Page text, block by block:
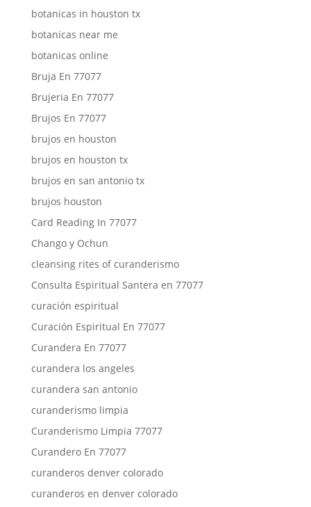
botanicas in houston tx
botanicas near me
botanicas online
Bruja En 77077
Brujeria En 77077
Brujos En 77077
brujos en houston
brujos en houston tx
brujos en san antonio tx
brujos houston
Card Reading In 77077
Chango y Ochun
cleansing rites of curanderismo
Consulta Espiritual Santera en 77077
curación espiritual
Curación Espiritual En 77077
Curandera En 77077
curandera los angeles
curandera san antonio
curanderismo limpia
Curanderismo Limpia 77077
Curandero En 77077
curanderos denver colorado
curanderos en denver colorado